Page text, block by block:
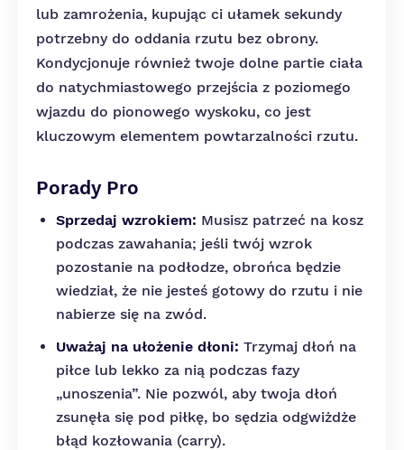
lub zamrożenia, kupując ci ułamek sekundy
potrzebny do oddania rzutu bez obrony.
Kondycjonuje również twoje dolne partie ciała
do natychmiastowego przejścia z poziomego
wjazdu do pionowego wyskoku, co jest
kluczowym elementem powtarzalności rzutu.
Porady Pro
Sprzedaj wzrokiem: Musisz patrzeć na kosz
podczas zawahania; jeśli twój wzrok
pozostanie na podłodze, obrońca będzie
wiedział, że nie jesteś gotowy do rzutu i nie
nabierze się na zwód.
Uważaj na ułożenie dłoni: Trzymaj dłoń na
piłce lub lekko za nią podczas fazy
„unoszenia”. Nie pozwól, aby twoja dłoń
zsunęła się pod piłkę, bo sędzia odgwiżdże
błąd kozłowania (carry).